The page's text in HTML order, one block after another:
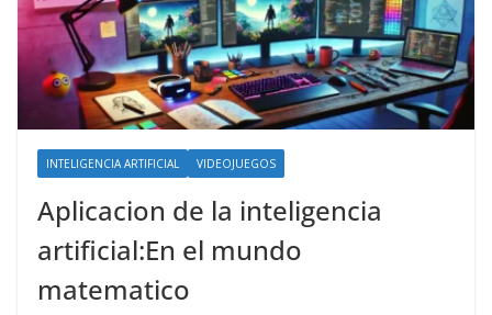
INTELIGENCIA ARTIFICIAL VIDEOJUEGOS
Aplicacion de la inteligencia
artificial:En el mundo
matematico